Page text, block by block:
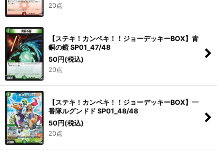
20点
【ステキ！カンペキ！！ジョーデッキーBOX】青
銅の鎧 SP01_47/48
50円(税込)
20点
【ステキ！カンペキ！！ジョーデッキーBOX】一
番隊ルグンドド SP01_48/48
50 円(税込)
20点